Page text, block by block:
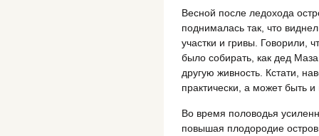
Весной после ледохода
поднималась так, что
участки и гривы. Говорили,
было собирать, как дед
другую живность. Кстати,
практически, а может быть
Во время половодья
повышая плодородие